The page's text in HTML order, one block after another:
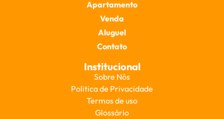
Apartamento
Venda
Aluguel
Contato
Institucional
Sobre Nós
Politica de Privacidade
Termos de uso
Glossário